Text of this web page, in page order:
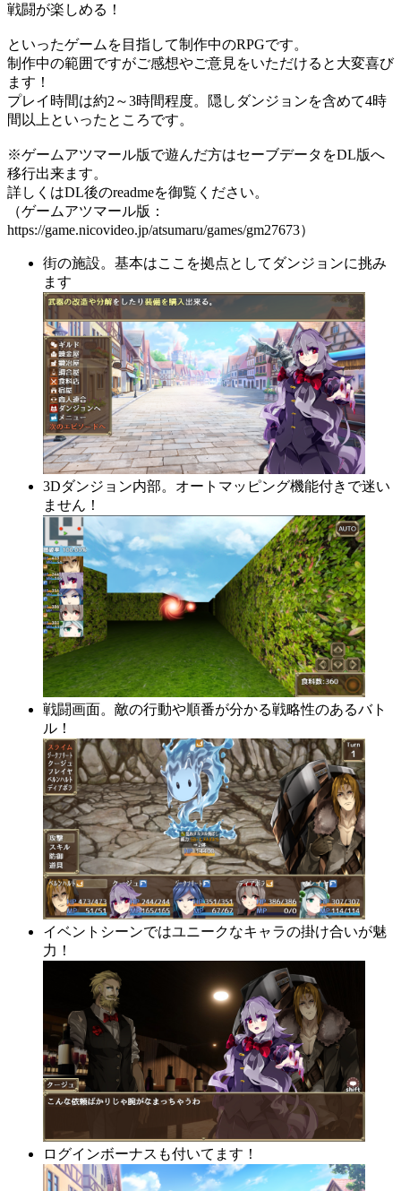
戦闘が楽しめる！
といったゲームを目指して制作中のRPGです。
制作中の範囲ですがご感想やご意見をいただけると大変喜び
ます！
プレイ時間は約2～3時間程度。隠しダンジョンを含めて4時
間以上といったところです。
※ゲームアツマール版で遊んだ方はセーブデータをDL版へ
移行出来ます。
詳しくはDL後のreadmeを御覧ください。
（ゲームアツマール版：
https://game.nicovideo.jp/atsumaru/games/gm27673）
街の施設。基本はここを拠点としてダンジョンに挑み
ます
3Dダンジョン内部。オートマッピング機能付きで迷い
ません！
戦闘画面。敵の行動や順番が分かる戦略性のあるバト
ル！
イベントシーンではユニークなキャラの掛け合いが魅
力！
ログインボーナスも付いてます！